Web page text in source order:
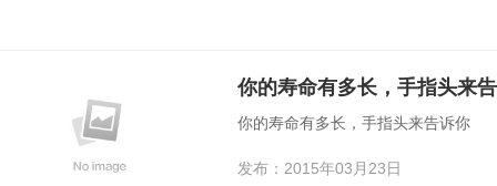
你的寿命有多长，手指头来
你的寿命有多长，手指头来告诉你
发布：2015年03月23日